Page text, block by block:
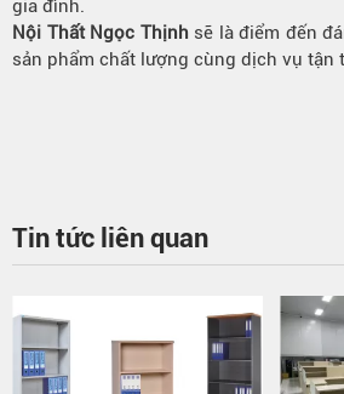
gia đình.
Nội Thất Ngọc Thịnh sẽ là điểm đến
sản phẩm chất lượng cùng dịch vụ tận
Tin tức liên quan